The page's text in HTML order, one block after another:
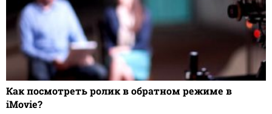
Как посмотреть ролик в обратном режиме в
iMovie?